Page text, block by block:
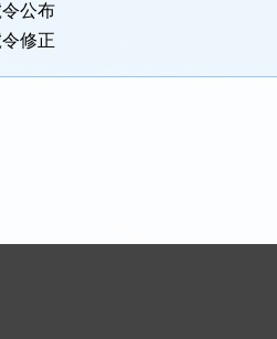
令公布
修正